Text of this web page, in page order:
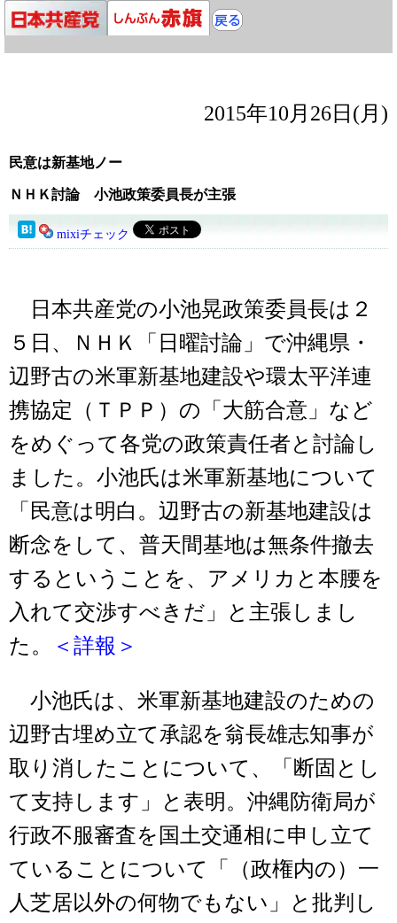
2015年10月26日(月)
民意は新基地ノー
ＮＨＫ討論 小池政策委員長が主張
mixiチェック
日本共産党の小池晃政策委員長は２
５日、ＮＨＫ「日曜討論」で沖縄県・
辺野古の米軍新基地建設や環太平洋連
携協定（ＴＰＰ）の「大筋合意」など
をめぐって各党の政策責任者と討論し
ました。小池氏は米軍新基地について
「民意は明白。辺野古の新基地建設は
断念をして、普天間基地は無条件撤去
するということを、アメリカと本腰を
入れて交渉すべきだ」と主張しまし
た。
＜詳報＞
小池氏は、米軍新基地建設のための
辺野古埋め立て承認を翁長雄志知事が
取り消したことについて、「断固とし
て支持します」と表明。沖縄防衛局が
行政不服審査を国土交通相に申し立て
ていることについて「（政権内の）一
人芝居以外の何物でもない」と批判し